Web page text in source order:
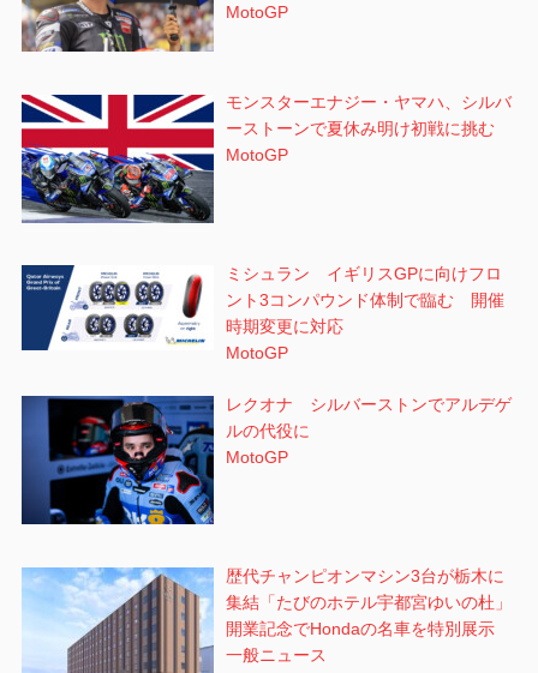
MotoGP
モンスターエナジー・ヤマハ、シルバ
ーストーンで夏休み明け初戦に挑む
MotoGP
ミシュラン イギリスGPに向けフロ
ント3コンパウンド体制で臨む 開催
時期変更に対応
MotoGP
レクオナ シルバーストンでアルデゲ
ルの代役に
MotoGP
歴代チャンピオンマシン3台が栃木に
集結「たびのホテル宇都宮ゆいの杜」
開業記念でHondaの名車を特別展示
一般ニュース